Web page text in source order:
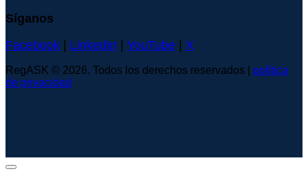
Síganos
Facebook | LinkedIn | YouTube | X
RegASK © 2026. Todos los derechos reservados | política
de privacidad